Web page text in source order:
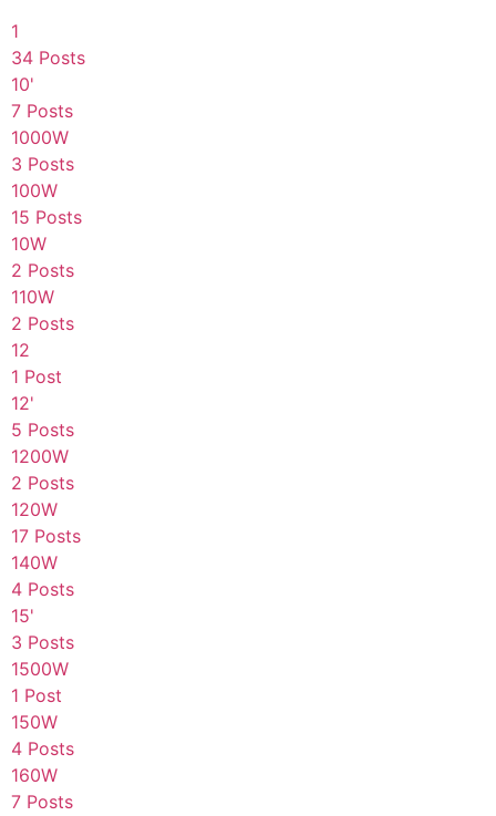
1
34 Posts
10'
7 Posts
1000W
3 Posts
100W
15 Posts
10W
2 Posts
110W
2 Posts
12
1 Post
12'
5 Posts
1200W
2 Posts
120W
17 Posts
140W
4 Posts
15'
3 Posts
1500W
1 Post
150W
4 Posts
160W
7 Posts